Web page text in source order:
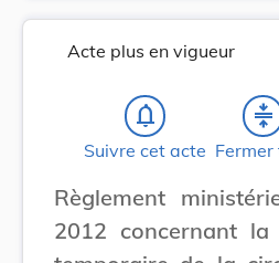
Acte plus en vigueur
notifications_none
Suivre cet acte
compress
Règlement
2012 concernant la